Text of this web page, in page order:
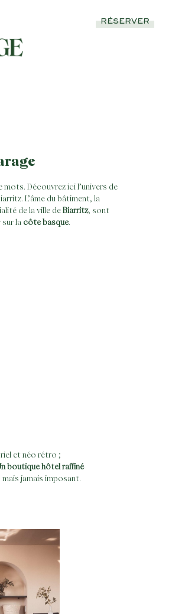
RÉSERVER
mots. Découvrez ici l’univers de
L’âme du bâtiment, la
de la ville deBiarritz, sont
la côte basque.
et néo rétro ;
boutique hôtel raffiné
jamais imposant.